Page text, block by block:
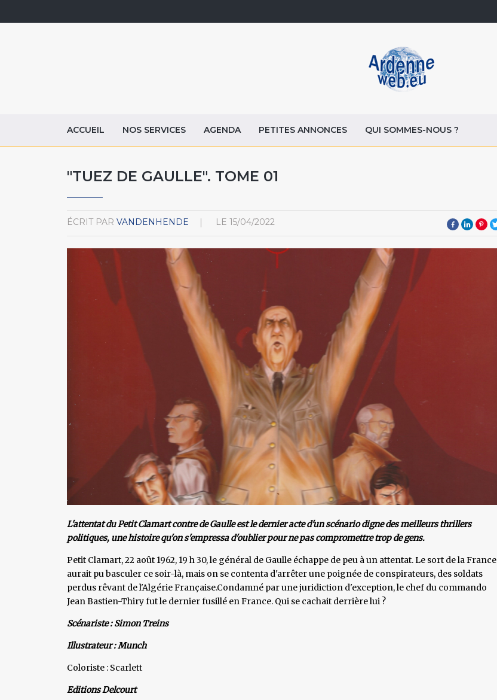
ACCUEIL NOS SERVICES AGENDA PETITES ANNONCES QUI SOMMES-NOUS ?
"TUEZ DE GAULLE". TOME 01
ÉCRIT PAR VANDENHENDE LE 15/04/2022
L'attentat du Petit Clamart contre de Gaulle est le dernier acte d'un scénario digne des meilleurs thrillers
politiques, une histoire qu'on s'empressa d'oublier pour ne pas compromettre trop de gens.
Petit Clamart, 22 août 1962, 19 h 30, le général de Gaulle échappe de peu à un attentat. Le sort de la France
aurait pu basculer ce soir-là, mais on se contenta d'arrêter une poignée de conspirateurs, des soldats
perdus rêvant de l'Algérie Française.Condamné par une juridiction d'exception, le chef du commando
Jean Bastien-Thiry fut le dernier fusillé en France. Qui se cachait derrière lui ?
Scénariste : Simon Treins
Illustrateur : Munch
Coloriste : Scarlett
Editions Delcourt